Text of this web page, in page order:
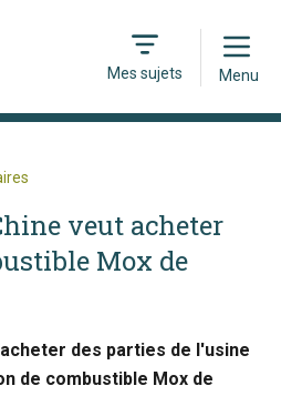
Mes sujets
Open
Menu
veut acheter
Mox de
des parties de l'usine
de combustible Mox de